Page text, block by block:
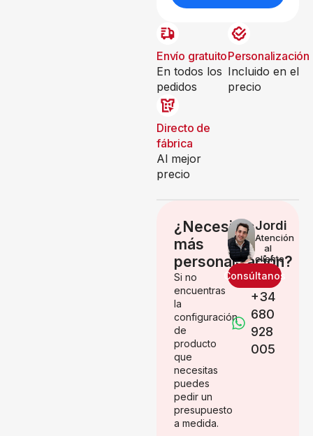
Envío gratuito
En todos los
pedidos
Personalización
Incluido en el
precio
Directo de
fábrica
Al mejor
precio
¿Necesitas
más
personalización?
Si no
encuentras
la
configuración
de
producto
que
necesitas
puedes
pedir un
presupuesto
a medida.
Jordi
Atención
al
cliente
Consúltanos
+34
680
928
005